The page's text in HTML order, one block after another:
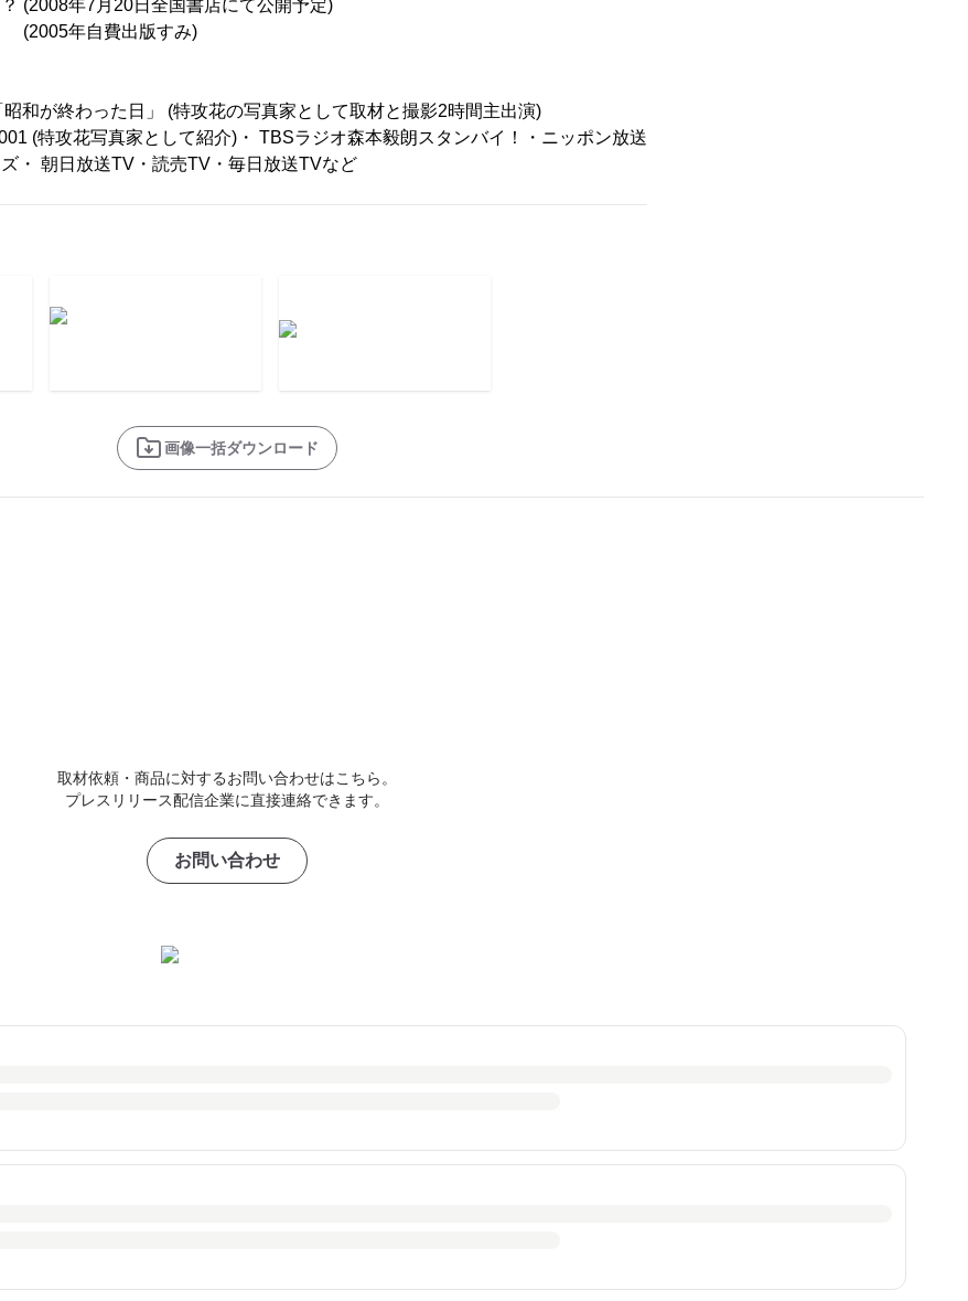
(2008年7月20日全国書店にて公開予定)
年自費出版すみ)
和が終わった日」 (特攻花の写真家として取材と撮影2時間主出演)
(特攻花写真家として紹介)・ TBSラジオ森本毅朗スタンバイ！・ニッポン放送
・ 朝日放送TV・読売TV・毎日放送TVなど
画像一括ダウンロード
取材依頼・商品に対するお問い合わせはこちら。
プレスリリース配信企業に直接連絡できます。
お問い合わせ